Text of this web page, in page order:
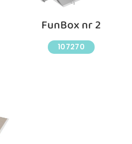
FunBox nr 2
107270